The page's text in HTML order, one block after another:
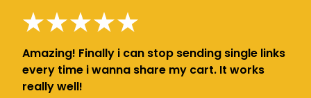
Amazing! Finally i can stop sending single links
every time i wanna share my cart. It works
really well!